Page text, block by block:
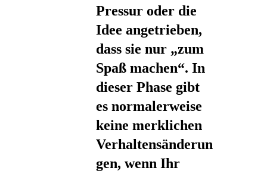
Pressur oder die
Idee angetrieben,
dass sie nur „zum
Spaß machen“. In
dieser Phase gibt
es normalerweise
keine merklichen
Verhaltensänderun
gen, wenn Ihr